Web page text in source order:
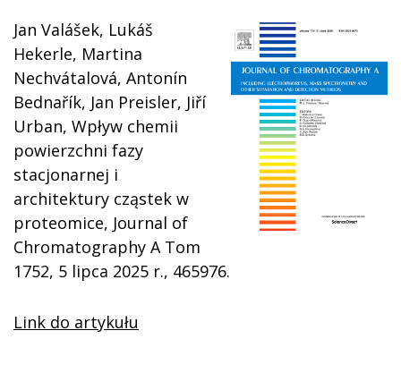
Jan Valášek, Lukáš
Hekerle, Martina
Nechvátalová, Antonín
Bednařík, Jan Preisler, Jiří
Urban, Wpływ chemii
powierzchni fazy
stacjonarnej i
architektury cząstek w
proteomice, Journal of
Chromatography A Tom
1752, 5 lipca 2025 r., 465976.
Link do artykułu